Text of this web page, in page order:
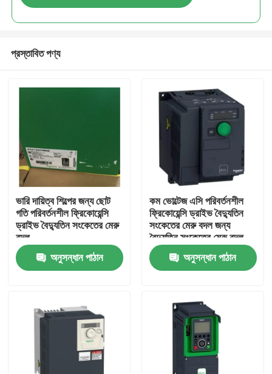
আমাদের সম্পর্কে
প্রস্তাবিত পণ্য
ভারি দায়িত্ব শিল্পের জন্য ছোট
গতি পরিবর্তনশীল ফ্রিকোয়েন্সি
ড্রাইভ বৈদ্যুতিন সংকেতের মেরু
বদল
অনুসন্ধান পাঠান
কম ভোল্টেজ এসি পরিবর্তনশীল
ফ্রিকোয়েন্সি ড্রাইভ বৈদ্যুতিন
সংকেতের মেরু বদল জন্য
বৈদ্যুতিন সংকেতের মেরু বদল
অনুসন্ধান পাঠান